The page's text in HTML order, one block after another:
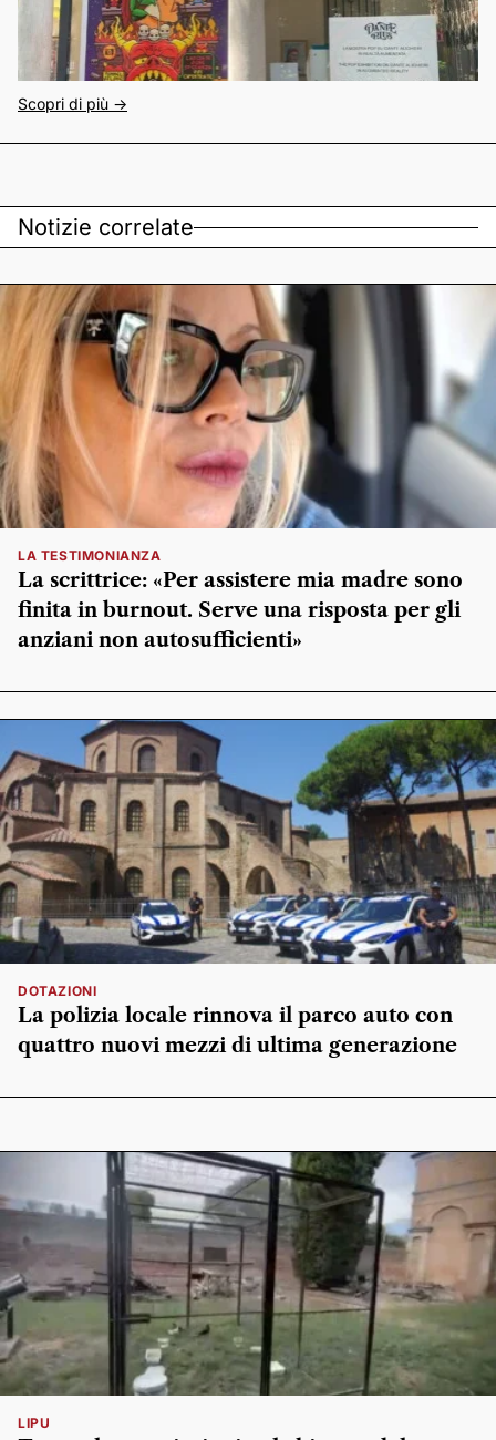
Scopri di più ->
Notizie correlate
LA TESTIMONIANZA
La scrittrice: «Per assistere mia madre sono
finita in burnout. Serve una risposta per gli
anziani non autosufficienti»
DOTAZIONI
La polizia locale rinnova il parco auto con
quattro nuovi mezzi di ultima generazione
LIPU